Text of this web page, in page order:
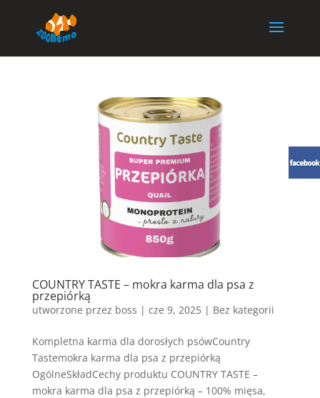
COUNTRY TASTE – mokra karma dla psa z
przepiórką
utworzone przez boss | cze 9, 2025| Bez kategorii
Kompletna karma dla dorosłych psówCountry
Tastemokra karma dla psa z przepiórką
OgólneSkładCechy produktu COUNTRY TASTE –
mokra karma dla psa z przepiórką – 100% mięsa,